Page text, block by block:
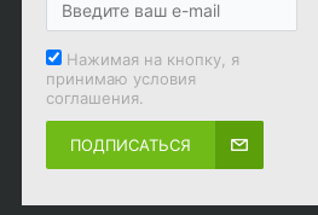
Нажимая на кнопку, я
принимаю условия
соглашения.
ПОДПИСАТЬСЯ